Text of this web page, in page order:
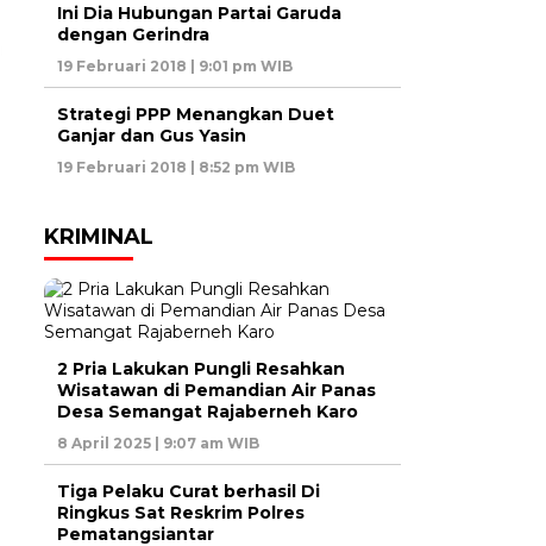
Ini Dia Hubungan Partai Garuda
dengan Gerindra
19 Februari 2018 | 9:01 pm WIB
Strategi PPP Menangkan Duet
Ganjar dan Gus Yasin
19 Februari 2018 | 8:52 pm WIB
KRIMINAL
2 Pria Lakukan Pungli Resahkan
Wisatawan di Pemandian Air Panas
Desa Semangat Rajaberneh Karo
8 April 2025 | 9:07 am WIB
Tiga Pelaku Curat berhasil Di
Ringkus Sat Reskrim Polres
Pematangsiantar